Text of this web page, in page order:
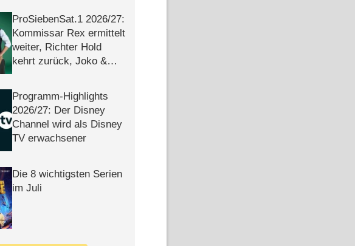
ProSiebenSat.1 2026/​27:
Kommissar Rex ermittelt
weiter, Richter Hold
kehrt zurück, Joko &
Programm-Highlights
2026/​27: Der Disney
Channel wird als Disney
TV erwachsener
Die 8 wichtigsten Serien
im Juli